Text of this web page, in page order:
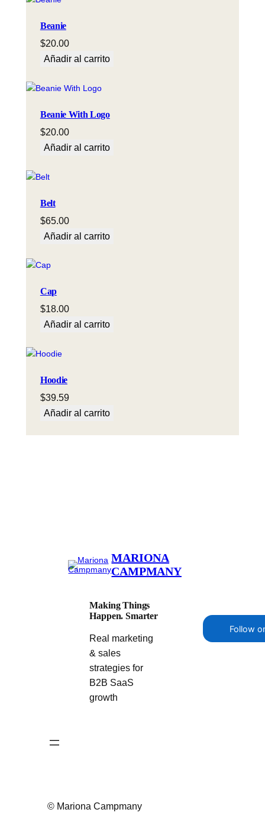
Beanie
$20.00
Añadir al carrito
Beanie With Logo
$20.00
Añadir al carrito
Belt
$65.00
Añadir al carrito
Cap
$18.00
Añadir al carrito
Hoodie
$39.59
Añadir al carrito
MARIONA
CAMPMANY
Making Things
Happen. Smarter
Real marketing
& sales
strategies for
B2B SaaS
growth
Follow
© Mariona Campmany